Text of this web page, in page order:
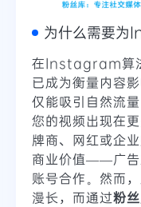
为什么需要为
在Instagram算
已成为衡量内容
仅能吸引自然流
您的视频出现在
牌商、网红或企
商业价值——广告
账号合作。然而
漫长，而通过粉